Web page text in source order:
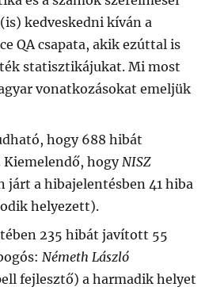
kedveskedni kíván a
QA csapata, akik ezúttal is
statisztikájukat. Mi most
vonatkozásokat emeljük
hogy 688 hibát
Kiemelendő, hogyNISZ
járt a hibajelentésben 41 hiba
helyezett).
235 hibát javított 55
Németh László
fejlesztő) a harmadik helyet